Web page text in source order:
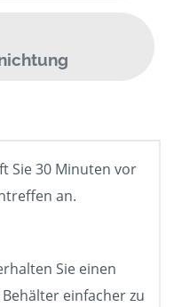
Sie 30 Minuten vor
an.
Sie einen
einfacher zu